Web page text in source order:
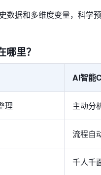
数据和多维度变量，科学
里？
AI智能
理 主动分
流程自
千人千